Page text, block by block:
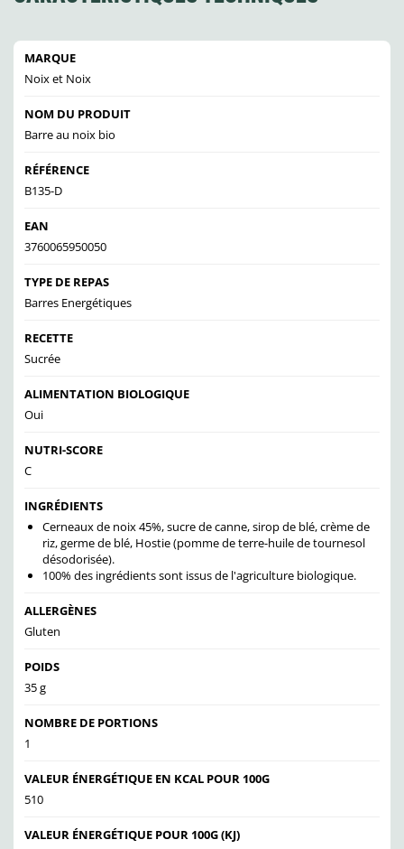
MARQUE
Noix et Noix
NOM DU PRODUIT
Barre au noix bio
RÉFÉRENCE
B135-D
EAN
3760065950050
TYPE DE REPAS
Barres Energétiques
RECETTE
Sucrée
ALIMENTATION BIOLOGIQUE
Oui
NUTRI-SCORE
C
INGRÉDIENTS
Cerneaux de noix 45%, sucre de canne, sirop de blé, crème de
riz, germe de blé, Hostie (pomme de terre-huile de tournesol
désodorisée).
100% des ingrédients sont issus de l'agriculture biologique.
ALLERGÈNES
Gluten
POIDS
35 g
NOMBRE DE PORTIONS
1
VALEUR ÉNERGÉTIQUE EN KCAL POUR 100G
510
VALEUR ÉNERGÉTIQUE POUR 100G (KJ)